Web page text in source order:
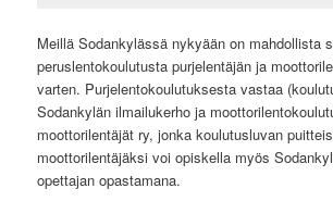
Meillä Sodankylässä nykyään on mahdollista
peruslentokoulutusta purjelentäjän ja
varten. Purjelentokoulutuksesta vastaa
Sodankylän ilmailukerho ja
moottorilentäjät ry, jonka koulutusluvan
moottorilentäjäksi voi opiskella myös
opettajan opastamana.